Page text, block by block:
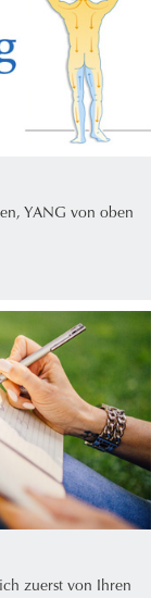
YANG von oben
zuerst von Ihren